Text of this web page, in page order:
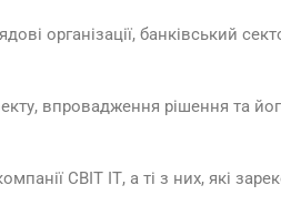
організації, банківський
впровадження рішення та
СВІТ ІТ, а ті з них, які